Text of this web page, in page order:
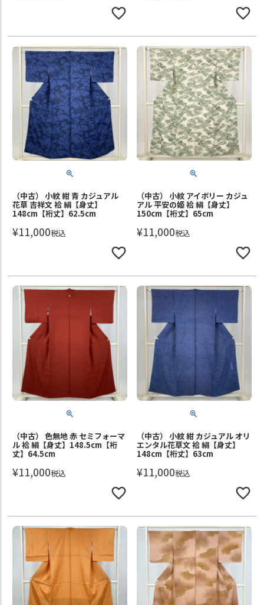
（中古） 小紋 紺 青 カジュアル
花草 吉祥文 袷 絹【身丈】
148cm【裄丈】62.5cm
¥11,000税込
（中古） 小紋 アイボリー カジュ
アル 平安の姫 袷 絹【身丈】
150cm【裄丈】65cm
¥11,000税込
（中古） 色無地 赤 セミフォーマ
ル 袷 絹【身丈】148.5cm【裄
丈】64.5cm
¥11,000税込
（中古） 小紋 紺 カジュアル オリ
エンタル花草文 袷 絹【身丈】
148cm【裄丈】63cm
¥11,000税込